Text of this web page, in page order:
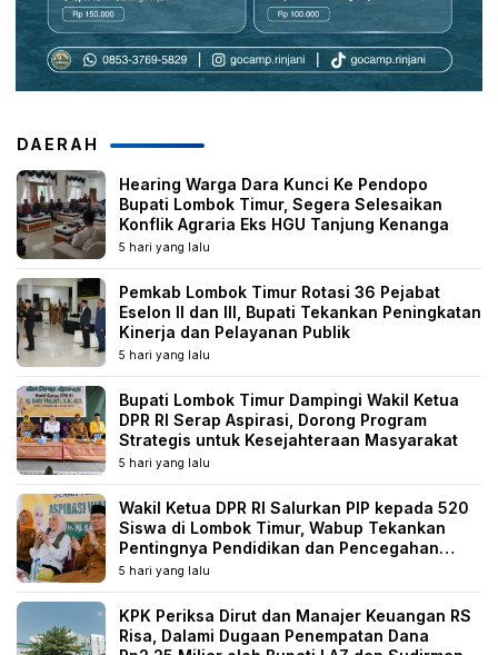
DAERAH
Hearing Warga Dara Kunci Ke Pendopo
Bupati Lombok Timur, Segera Selesaikan
Konflik Agraria Eks HGU Tanjung Kenanga
5 hari yang lalu
Pemkab Lombok Timur Rotasi 36 Pejabat
Eselon II dan III, Bupati Tekankan Peningkatan
Kinerja dan Pelayanan Publik
5 hari yang lalu
Bupati Lombok Timur Dampingi Wakil Ketua
DPR RI Serap Aspirasi, Dorong Program
Strategis untuk Kesejahteraan Masyarakat
5 hari yang lalu
Wakil Ketua DPR RI Salurkan PIP kepada 520
Siswa di Lombok Timur, Wabup Tekankan
Pentingnya Pendidikan dan Pencegahan
Perkawinan Anak
5 hari yang lalu
KPK Periksa Dirut dan Manajer Keuangan RS
Risa, Dalami Dugaan Penempatan Dana